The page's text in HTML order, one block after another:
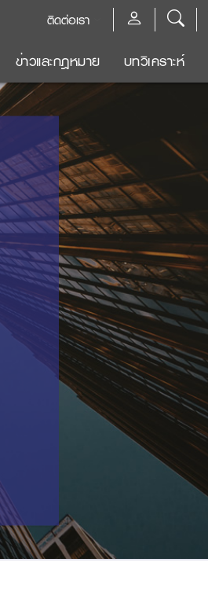
ติดต่อเรา
ข่าวและกฎหมาย บทวิเคราะห์